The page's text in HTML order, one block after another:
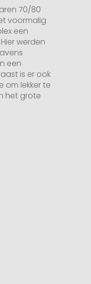
70/80
voormalig
een
werden
een
is er ook
om lekker te
het grote